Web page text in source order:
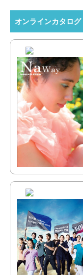
オンラインカタログ